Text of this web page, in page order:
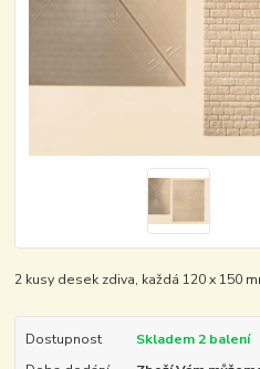
2 kusy desek zdiva, každá 120 x 150
Dostupnost
Skladem 2 balení